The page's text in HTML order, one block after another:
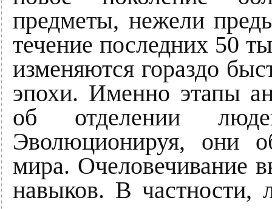
предметы, нежели
течение последних 50
изменяются гораздо
эпохи. Именно этапы
об отделении
Эволюционируя, они
мира. Очеловечивание
навыков. В частности,